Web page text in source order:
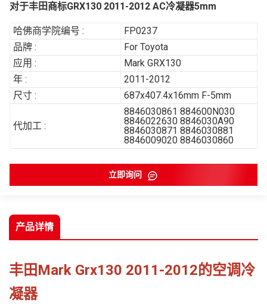
对于丰田商标GRX130 2011-2012 AC冷凝器5mm
哈佛商学院编号 :
FP0237
品牌 :
For Toyota
应用 :
Mark GRX130
年 :
2011-2012
尺寸 :
687x407.4x16mm F-5mm
代加工 :
8846030861 884600N030
8846022630 8846030A90
8846030871 8846030881
8846009020 8846030860
立即询问
产品详情
丰田Mark Grx130 2011-2012的空调冷
凝器